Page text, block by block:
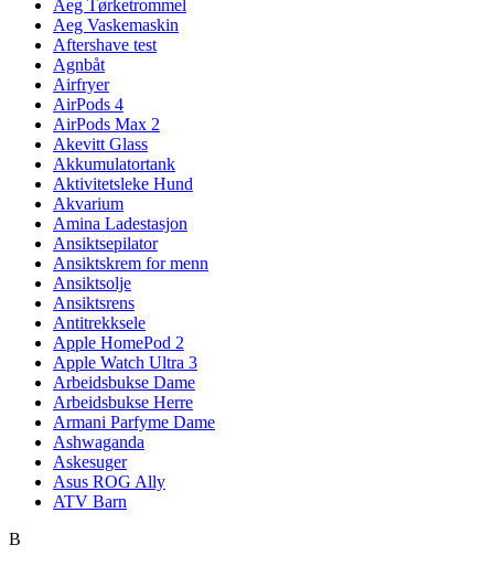
Aeg Tørketrommel
Aeg Vaskemaskin
Aftershave test
Agnbåt
Airfryer
AirPods 4
AirPods Max 2
Akevitt Glass
Akkumulatortank
Aktivitetsleke Hund
Akvarium
Amina Ladestasjon
Ansiktsepilator
Ansiktskrem for menn
Ansiktsolje
Ansiktsrens
Antitrekksele
Apple HomePod 2
Apple Watch Ultra 3
Arbeidsbukse Dame
Arbeidsbukse Herre
Armani Parfyme Dame
Ashwaganda
Askesuger
Asus ROG Ally
ATV Barn
B